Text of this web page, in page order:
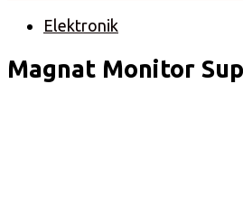
Elektronik
Magnat Monitor